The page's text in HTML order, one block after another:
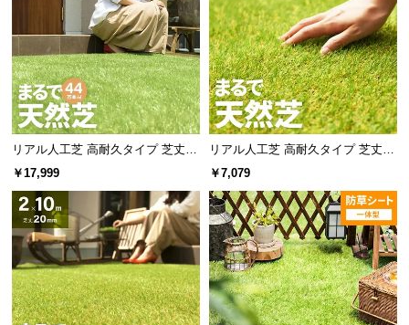
リアル人工芝 高耐久タイプ 芝丈35
mm 1×20m（自然な見た目を追
求・U字ピン付属）
￥17,999
リアル人工芝 高耐久タイプ 芝丈20
mm 1×5m 防草シート付（自然な見
た目追求・U字ピン）
￥7,079